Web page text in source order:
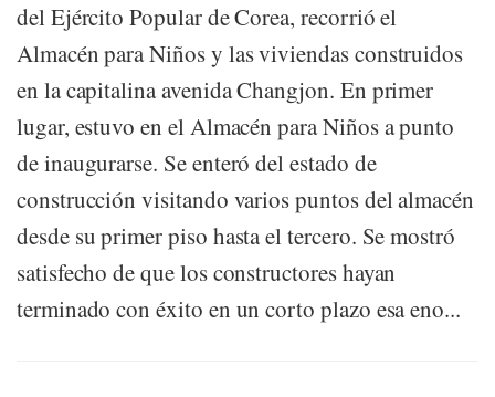
del Ejército Popular de Corea, recorrió el
Almacén para Niños y las viviendas construidos
en la capitalina avenida Changjon. En primer
lugar, estuvo en el Almacén para Niños a punto
de inaugurarse. Se enteró del estado de
construcción visitando varios puntos del almacén
desde su primer piso hasta el tercero. Se mostró
satisfecho de que los constructores hayan
terminado con éxito en un corto plazo esa eno...